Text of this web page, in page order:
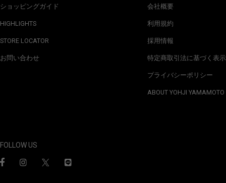
ショッピングガイド
HIGHLIGHTS
STORE LOCATOR
お問い合わせ
会社概要
利用規約
採用情報
特定商取引法に基づく表示
プライバシーポリシー
ABOUT YOHJI YAMAMOTO
FOLLOW US